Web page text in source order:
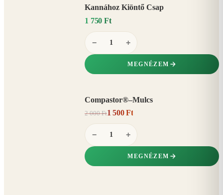
Kannához Kiöntő Csap
1 750 Ft
− +
MEGNÉZEM
Compastor®–Mulcs
2 000 Ft1 500 Ft
− +
MEGNÉZEM